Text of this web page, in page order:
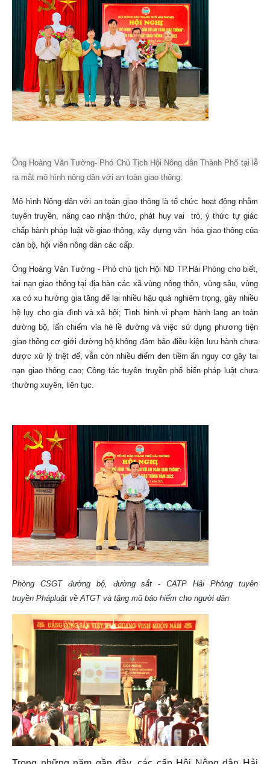
Ông Hoàng Văn Tường- Phó Chủ Tịch Hội Nông dân Thành Phố tại lễ
ra mắt mô hình nông dân với an toàn giao thông.
Mô hình Nông dân với an toàn giao thông là tổ chức hoạt động nhằm
tuyên truyền, nâng cao nhận thức, phát huy vai trò, ý thức tự giác
chấp hành pháp luật về giao thông, xây dựng văn hóa giao thông của
cán bộ, hội viên nông dân các cấp.
Ông Hoàng Văn Tường - Phó chủ tịch Hội ND TP.Hải Phòng cho biết,
tai nạn giao thông tại địa bàn các xã vùng nông thôn, vùng sâu, vùng
xa có xu hướng gia tăng để lại nhiều hậu quả nghiêm trọng, gây nhiều
hệ lụy cho gia đình và xã hội; Tình hình vi phạm hành lang an toàn
đường bộ, lấn chiếm vỉa hè lề đường và việc sử dụng phương tiện
giao thông cơ giới đường bộ không đảm bảo điều kiện lưu hành chưa
được xử lý triệt để, vẫn còn nhiều điểm đen tiềm ẩn nguy cơ gây tai
nạn giao thông cao; Công tác tuyên truyền phổ biến pháp luật chưa
thường xuyên, liên tục.
Phòng CSGT đường bộ, đường sắt - CATP Hải Phòng tuyên
truyền Phápluật về ATGT và tặng mũ bảo hiểm cho người dân